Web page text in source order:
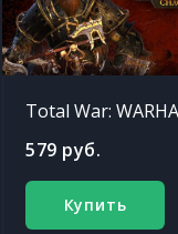
579 руб.
Купить